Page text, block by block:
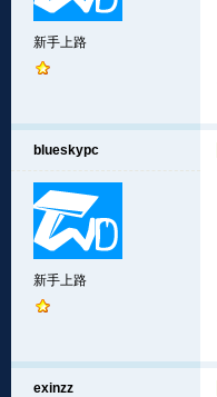
新手上路
blueskypc
新手上路
exinzz